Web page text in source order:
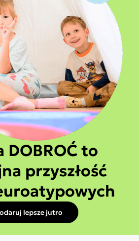
DOBROĆ to
przyszłość
lepsze jutro